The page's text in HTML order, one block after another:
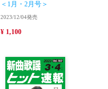
＜1月・2月号＞
2023/12/04発売
¥ 1,100